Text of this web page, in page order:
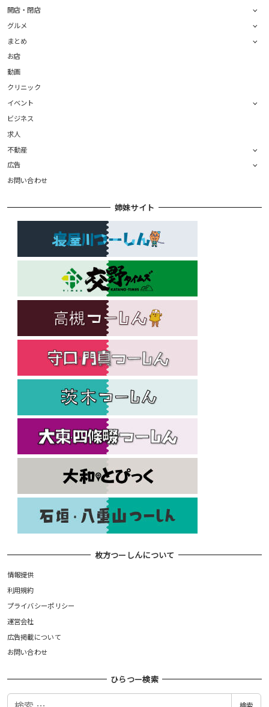
開店・閉店
グルメ
まとめ
お店
動画
クリニック
イベント
ビジネス
求人
不動産
広告
お問い合わせ
姉妹サイト
枚方つーしんについて
情報提供
利用規約
プライバシーポリシー
運営会社
広告掲載について
お問い合わせ
ひらつー検索
検